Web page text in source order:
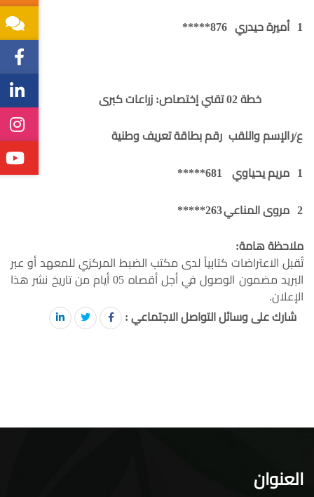
876***** أميرة حيدري 1
خطة 02 تقني إختصاص: زراعات كبرى
رقم بطاقة تعريف وطنية الإسم واللقب ع/ر
681***** مريم يحياوي 1
263*****مروى المناعي 2
ملاحظة هامة:
تُقبل الاعتراضات كتابياً لدى مكتب الضبط المركزي للمعهد أو عبر
البريد مضمون الوصول في أجل أقصاه 05 أيام من تاريخ نشر هذا
الإعلان.
شارك على وسائل التواصل الاجتماعي :
العنوان